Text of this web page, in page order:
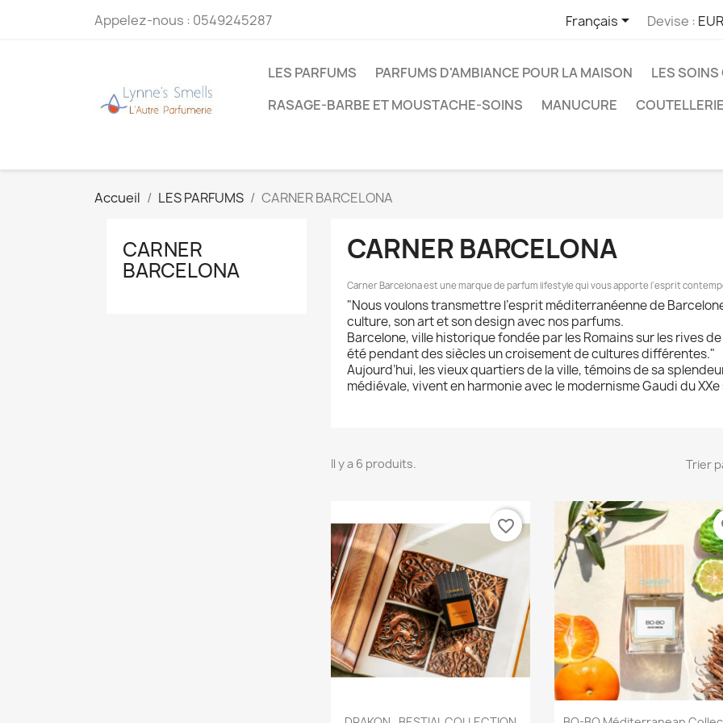
Appelez-nous : 0549245287 Français Devise :
LES PARFUMS PARFUMS D'AMBIANCE POUR LA MAISON
LES SOINS
RASAGE-BARBE ET MOUSTACHE-SOINS
MANUCURE COUTELLERIE
Accueil LES PARFUMS CARNER BARCELONA
CARNER
BARCELONA
CARNER BARCELONA
Carner Barcelona est une marque de parfum lifestyle qui vous apporte l’esprit
"Nous voulons transmettre l’esprit méditerranéenne de
culture, son art et son design avec nos parfums.
Barcelone, ville historique fondée par les Romains sur les rives
été pendant des siècles un croisement de cultures différentes."
Aujourd’hui, les vieux quartiers de la ville, témoins de sa
médiévale, vivent en harmonie avec le modernisme Gaudi du XXe
Il y a 6 produits. Trier
 Aperçu rapide
favorite_border
Aperçu rapide